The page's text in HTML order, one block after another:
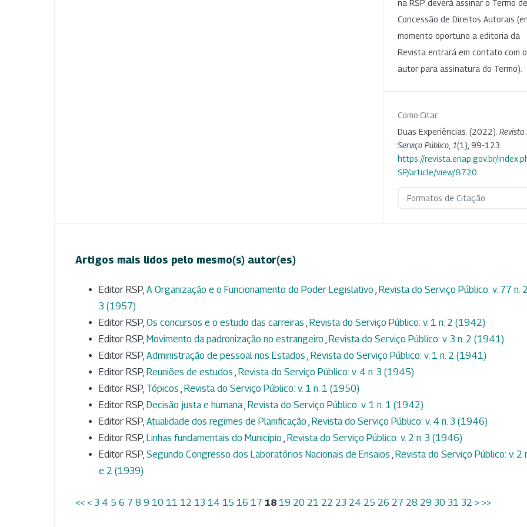
na RSP deverá assinar o Termo de
Concessão de Direitos Autorais
momento oportuno a editoria da
Revista entrará em contato com o
autor para assinatura do Termo).
Como Citar
Duas Experiências. (2022). Revista
Serviço Público 1(1), 99-123.
https://revista.enap.gov.br/
SP/article/view/8720
Formatos de Citação
Artigos mais lidos pelo mesmo(s) autor(es)
Editor RSP, A Organização e o Funcionamento do Poder Legislativo , Revista do Serviço Público: v. 77 n.
3 (1957)
Editor RSP, Os concursos e o estudo das carreiras , Revista do Serviço Público: v. 1 n. 2 (1942)
Editor RSP, Movimento da padronização no estrangeiro , Revista do Serviço Público: v. 3 n. 2 (1941)
Editor RSP, Administração de pessoal nos Estados , Revista do Serviço Público: v. 1 n. 2 (1941)
Editor RSP, Reuniões de estudos , Revista do Serviço Público: v. 4 n. 3 (1945)
Editor RSP, Tópicos , Revista do Serviço Público: v. 1 n. 1 (1950)
Editor RSP, Decisão justa e humana, Revista do Serviço Público: v. 1 n. 1 (1942)
Editor RSP, Atualidade dos regimes de Planificação , Revista do Serviço Público: v. 4 n. 3 (1946)
Editor RSP, Linhas fundamentais do Município , Revista do Serviço Público: v. 2 n. 3 (1946)
Editor RSP, Segundo Congresso dos Laboratórios Nacionais de Ensaios , Revista do Serviço Público: v. 2
e 2 (1939)
<< < 3 4 5 6 7 8 9 10 11 12 13 14 15 16 17 18 19 20 21 22 23 24 25 26 27 28 29 30 31 32 > >>